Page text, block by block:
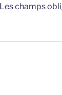
Les champs